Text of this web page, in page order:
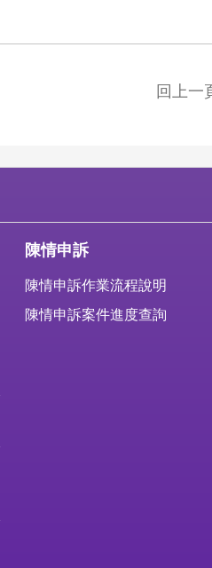
回上一
陳情申訴
陳情申訴作業流程說明
陳情申訴案件進度查詢